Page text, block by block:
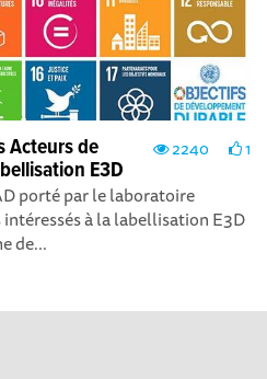
2240 1
Acteurs de
E3D
porté par le laboratoire
à la labellisation E3D
de...